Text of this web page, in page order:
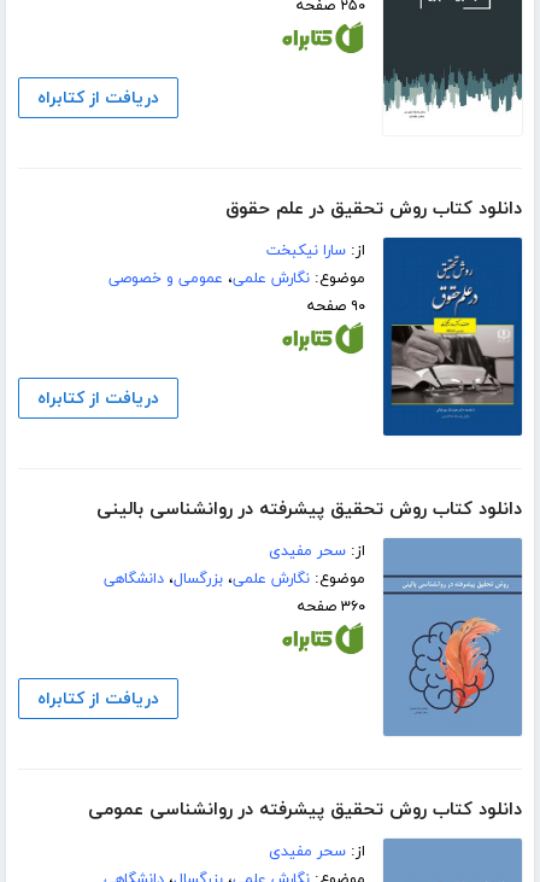
۲۵۰ صفحه
دریافت از کتابراه
دانلود کتاب روش تحقیق در علم حقوق
از:سارا نیکبخت
موضوع:نگارش علمی، عمومی و خصوصی
۹۰ صفحه
دریافت از کتابراه
دانلود کتاب روش تحقیق پیشرفته در روانشناسی بالینی
از:سحر مفیدی
موضوع:نگارش علمی،بزرگسال،دانشگاهی
۳۶۰ صفحه
دریافت از کتابراه
دانلود کتاب روش تحقیق پیشرفته در روانشناسی عمومی
از:سحر مفیدی